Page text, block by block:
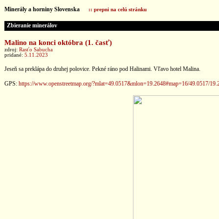
Minerály a horniny Slovenska :: prepni na celú stránku
Zbieranie minerálov
Malino na konci októbra (1. časť)
zdroj: Rasťo Sabucha
pridané: 5.11.2023
Jeseň sa preklápa do druhej polovice. Pekné ráno pod Halinami. Vľavo hotel Malina.
GPS: https://www.openstreetmap.org/?mlat=49.0517&mlon=19.2648#map=16/49.0517/